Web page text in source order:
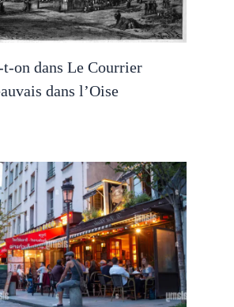
on dans Le Courrier
dans l’Oise